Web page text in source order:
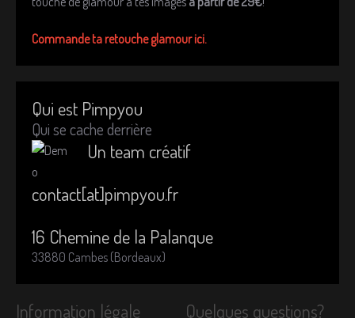
Commande ta retouche glamour ici.
Qui est Pimpyou
Qui se cache derrière
Un team créatif
contact[at]pimpyou.fr
16 Chemine de la Palanque
33880 Cambes (Bordeaux)
Information légale Quelques questions?